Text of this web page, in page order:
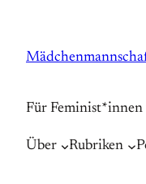
springen
Für Feminist*innen
Über Rubriken